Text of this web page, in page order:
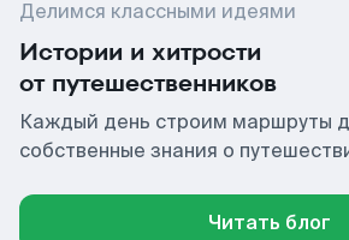
Делимся классными идеями
Истории и хитрости
от путешественников
Каждый день строим маршруты
собственные знания о
Читать блог